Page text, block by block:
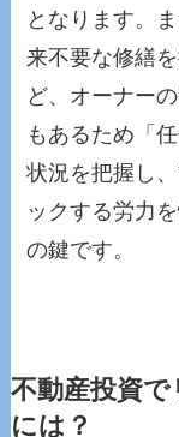
となります。
来不要な修繕
ど、オーナー
もあるため「
状況を把握し
ックする労力
の鍵です。
不動産投資
には？